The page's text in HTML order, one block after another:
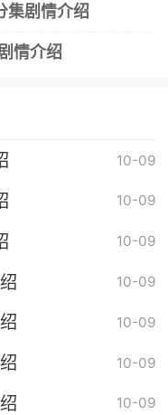
集剧情介绍
情介绍
10-09
10-09
10-09
10-09
10-09
10-09
10-09